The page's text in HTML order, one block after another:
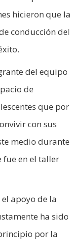
hicieron que la
conducción del
del equipo
de
que por
con sus
medio durante
fue en el taller
apoyo de la
ha sido
por la